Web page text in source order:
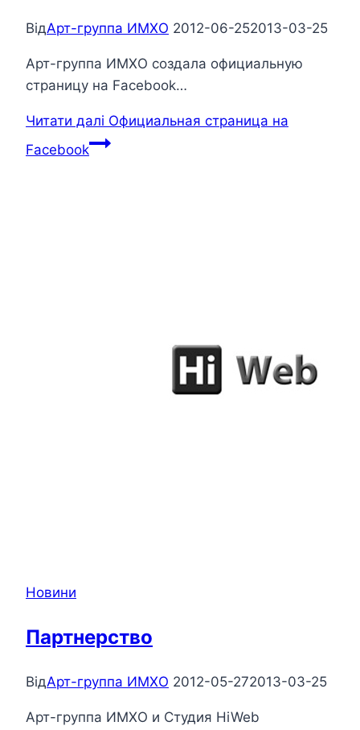
ВідАрт-группа ИМХО 2012-06-252013-03-25
Арт-группа ИМХО создала официальную
страницу на Facebook…
Читати далі Официальная страница на
Facebook
Новини
Партнерство
ВідАрт-группа ИМХО 2012-05-272013-03-25
Арт-группа ИМХО и Студия HiWeb